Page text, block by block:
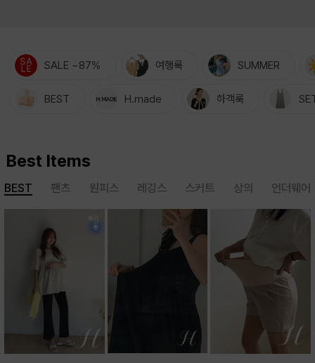
SALE ~87% 여행룩 SUMMER
BEST H.made 하객룩
Best Items
BEST 팬츠 원피스 레깅스 스커트 상의 언더웨어